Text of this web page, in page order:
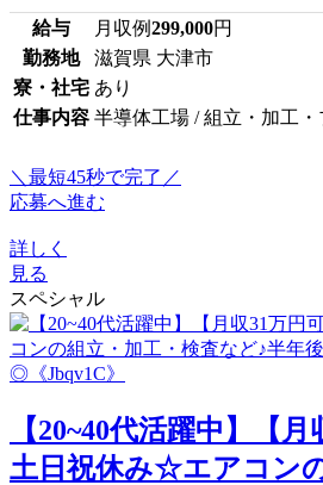
給与 月収例299,000円
勤務地
滋賀県 大津市
寮・社宅 あり
仕事内容 半導体工場 / 組立・加工・
＼最短45秒で完了／
応募へ進む
詳しく
見る
スペシャル
【20~40代活躍中】【月
土日祝休み☆エアコン